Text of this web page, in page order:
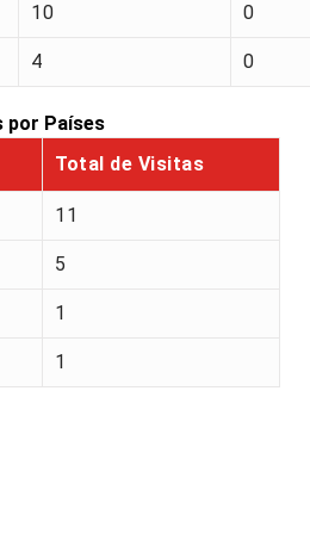
10 0
4 0
por Países
Total de Visitas
11
5
1
1